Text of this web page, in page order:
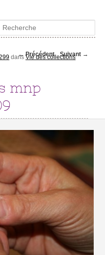
Navigation des
← Précédent Suivant →
mnp
dansVie des collections